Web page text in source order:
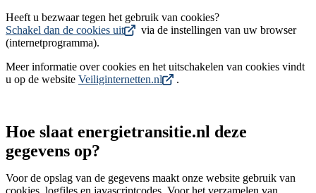
Heeft u bezwaar tegen het gebruik van cookies?
Schakel dan de cookies uit
via de instellingen van uw browser
(internetprogramma).
Meer informatie over cookies en het uitschakelen van cookies vindt
u op de website Veiliginternetten.nl .
Hoe slaat energietransitie.nl deze
gegevens op?
Voor de opslag van de gegevens maakt onze website gebruik van
cookies, logfiles en javascriptcodes. Voor het verzamelen van